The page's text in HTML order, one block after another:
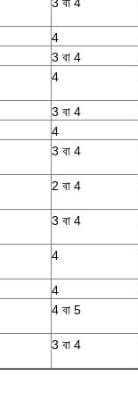
4
3 বা 4
4
3 বা 4
4
3 বা 4
2 বা 4
3 বা 4
4
4
4 বা 5
3 বা 4